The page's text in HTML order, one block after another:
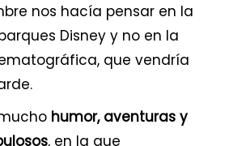
nos hacía pensar en la
Disney y no en la
que vendría
humor, aventuras y
, en la que